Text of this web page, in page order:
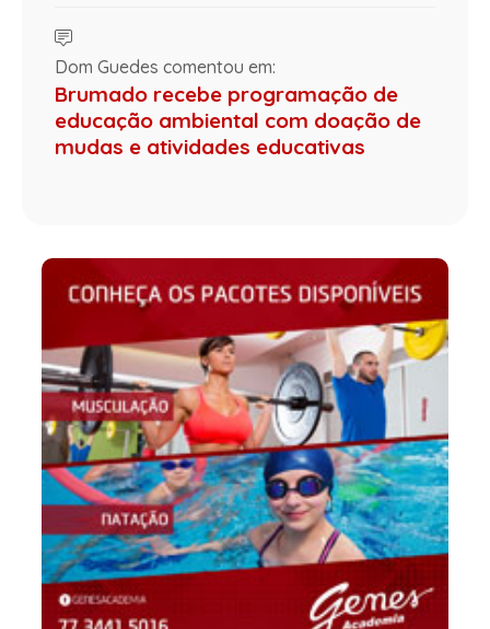
Dom Guedes comentou em:
Brumado recebe programação de
educação ambiental com doação de
mudas e atividades educativas